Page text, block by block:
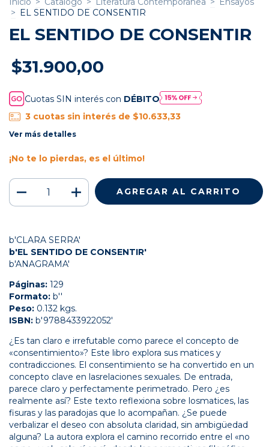
> EL SENTIDO DE CONSENTIR
EL SENTIDO DE CONSENTIR
$31.900,00
Cuotas SIN interés con DÉBITO
3 cuotas sin interés de $10.633,33
Ver más detalles
¡No te lo pierdas, es el último!
b'CLARA SERRA'
b'EL SENTIDO DE CONSENTIR'
b'ANAGRAMA'
Páginas: 129
Formato: b''
Peso: 0.132 kgs.
ISBN: b'9788433922052'
¿Es tan claro e irrefutable como parece el concepto de
«consentimiento»? Este libro explora sus matices y
contradicciones. El consentimiento se ha convertido en un
concepto clave en lasrelaciones sexuales. De entrada,
parece claro y perfectamente perimetrado. Pero ¿es
realmente así? Este texto reflexiona sobre losmatices, las
fisuras y las paradojas que lo acompañan. ¿Se puede
verbalizar el deseo con absoluta claridad, sin ambigüedad
alguna? La autora explora el camino recorrido entre el «no